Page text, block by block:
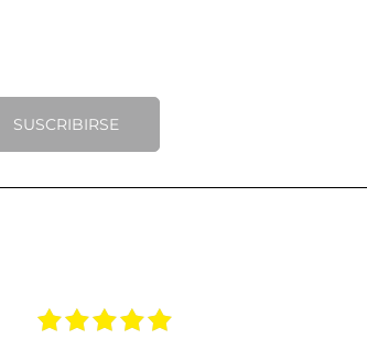
SUSCRIBIRSE